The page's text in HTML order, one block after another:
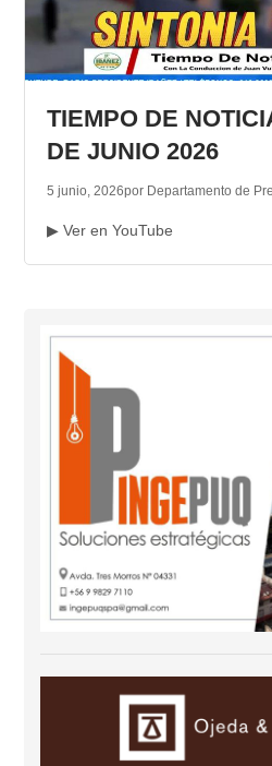
TIEMPO DE
DE JUNIO 2026
5 junio, 2026por Departamento de
▶ Ver en YouTube